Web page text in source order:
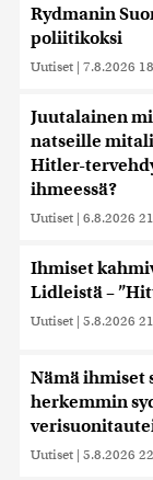
Rydmanin
poliitikoksi
Uutiset | 7.8.2026
Juutalainen
natseille
Hitler-
ihmeessä?
Uutiset | 6.8.2026
Ihmiset
Lidleistä –
Uutiset | 5.8.2026
Nämä ihmiset
herkemmin
Uutiset | 5.8.2026